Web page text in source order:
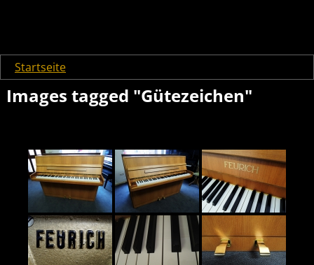
Startseite
Images tagged "Gütezeichen"